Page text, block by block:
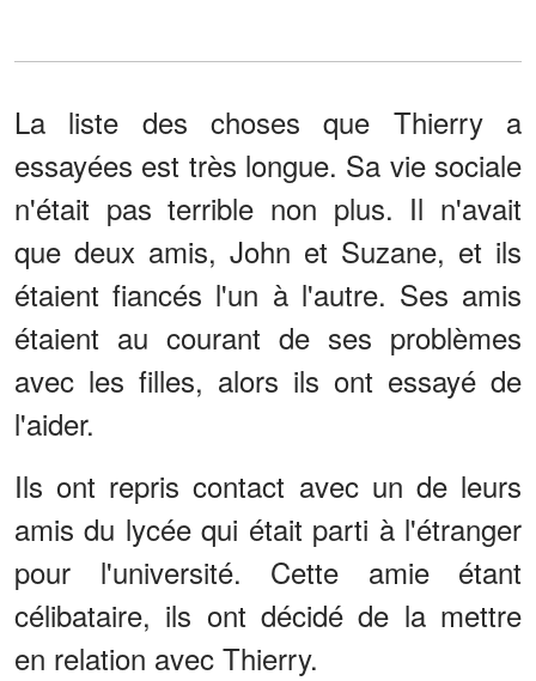
La liste des choses que Thierry a
essayées est très longue. Sa vie sociale
n'était pas terrible non plus. Il n'avait
que deux amis, John et Suzane, et ils
étaient fiancés l'un à l'autre. Ses amis
étaient au courant de ses problèmes
avec les filles, alors ils ont essayé de
l'aider.
Ils ont repris contact avec un de leurs
amis du lycée qui était parti à l'étranger
pour l'université. Cette amie étant
célibataire, ils ont décidé de la mettre
en relation avec Thierry.